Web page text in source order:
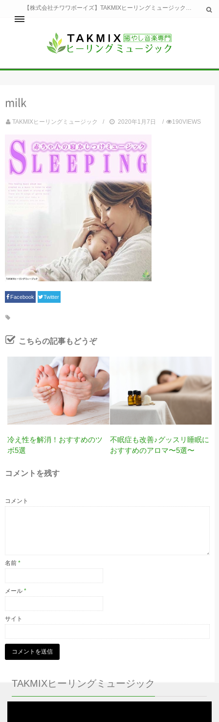
【株式会社チワワボーイズ】TAKMIXヒーリングミュージックへようこそ。TAKMIXヒーリングミュージックは貴方に特別な癒やしの時間をご提供致します。
ホーム
美容
生活
お問い合わせ
運営会社
milk
TAKMIXヒーリングミュージック 2020年1月7日 190VIEWS
Facebook Twitter
こちらの記事もどうぞ
冷え性を解消！おすすめのツ
ボ5選
不眠症も改善♪グッスリ睡眠に
おすすめのアロマ〜5選〜
コメントを残す
コメント
名前 *
メール *
サイト
TAKMIXヒーリングミュージック